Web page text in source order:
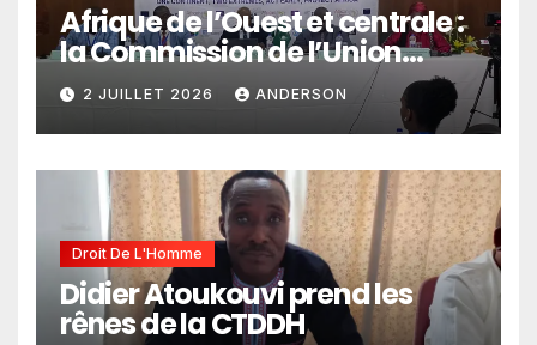
Afrique de l’Ouest et centrale :
la Commission de l’Union
africaine veut renforcer
l’intégration des services
climatiques dans les
politiques publiques
2 JUILLET 2026 ANDERSON
Droit De L'Homme
Didier Atoukouvi prend les
rênes de la CTDDH